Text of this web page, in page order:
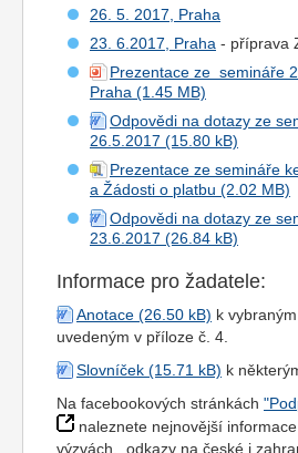
26. 5. 2017, Praha
23. 6.2017, Praha - příprava
Prezentace ze semináře
Praha
Odpovědi na dotazy ze
26.5.2017
Prezentace ze semináře
a Žádosti o platbu
Odpovědi na dotazy ze
23.6.2017
Informace pro žadatele:
Anotace
k
uvedeným v příloze č. 4.
Slovníček
k
Na facebookových stránkách
naleznete nejnovější
výzvách, odkazy na české i